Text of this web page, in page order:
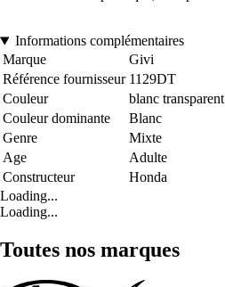
Informations complémentaires
Marque
Givi
Référence fournisseur 1129DT
Couleur
blanc transparent
Couleur dominante
Blanc
Genre
Mixte
Age
Adulte
Constructeur
Honda
Loading...
Loading...
Toutes nos marques